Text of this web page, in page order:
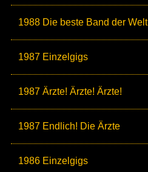
1988 Die beste Band der
1987 Einzelgigs
1987 Ärzte! Ärzte! Ärzte!
1987 Endlich! Die Ärzte
1986 Einzelgigs